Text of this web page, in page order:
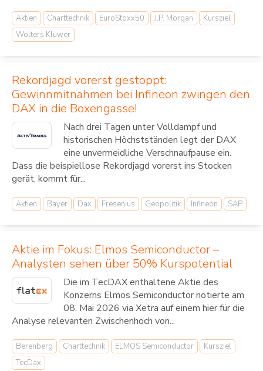
Aktien Charttechnik EuroStoxx50 J.P. Morgan
Kursziel
Wolters Kluwer
Rekordjagd vorerst gestoppt:
Gewinnmitnahmen bei Infineon zwingen den
DAX in die Boxengasse!
Nach drei Tagen unter Volldampf und
historischen Höchstständen legt der DAX
eine unvermeidliche Verschnaufpause ein.
Dass die beispiellose Rekordjagd vorerst ins Stocken
gerät, kommt für...
Aktien Bayer Dax Fresenius Geopolitik Infineon SAP
Aktie im Fokus: Elmos Semiconductor –
Analysten sehen über 50% Kurspotential
Die im TecDAX enthaltene Aktie des
Konzerns Elmos Semiconductor notierte am
08. Mai 2026 via Xetra auf einem hier für die
Analyse relevanten Zwischenhoch von...
Berenberg Charttechnik ELMOS Semiconductor
Kursziel
TecDax